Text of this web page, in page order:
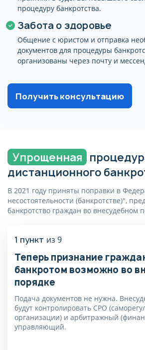
процедуру банкротства.
Забота о здоровье
Общение с юристом и отправка
документов для процедуры
организованы через почту и
Получить консультацию
Упрощенная
дистанционного
В 2021 году приняты поправки в
несостоятельности (банкротстве)",
банкротство граждан во внесудебном
1 пункт из 9
Теперь признание
банкротом возможно во
порядке
Подача документов не нужна.
будут контролировать СРО
организации) и арбитражный
управляющий.